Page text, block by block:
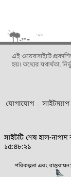
এই ওয়েবসাইটে
হয়। তথ্যের যথার্থতা,
যোগাযোগ সাইটম্যাপ
সাইটটি শেষ হাল-
১৫:৪৮:২১
পরিকল্পনা এবং